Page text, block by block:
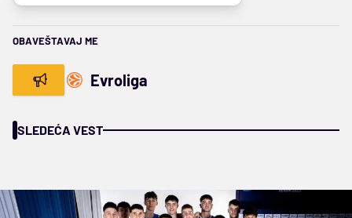
OBAVEŠTAVAJ ME
Evroliga
SLEDEĆA VEST